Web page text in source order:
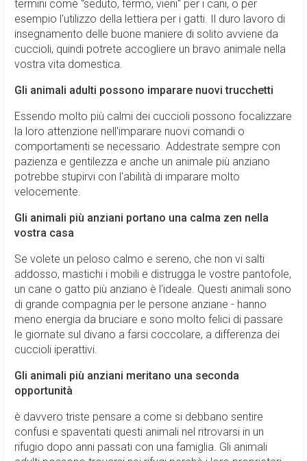
termini come "seduto, fermo, vieni" per i cani, o per
esempio l'utilizzo della lettiera per i gatti. Il duro lavoro di
insegnamento delle buone maniere di solito avviene da
cuccioli, quindi potrete accogliere un bravo animale nella
vostra vita domestica.
Gli animali adulti possono imparare nuovi trucchetti
Essendo molto più calmi dei cuccioli possono focalizzare
la loro attenzione nell'imparare nuovi comandi o
comportamenti se necessario. Addestrate sempre con
pazienza e gentilezza e anche un animale più anziano
potrebbe stupirvi con l'abilità di imparare molto
velocemente.
Gli animali più anziani portano una calma zen nella
vostra casa
Se volete un peloso calmo e sereno, che non vi salti
addosso, mastichi i mobili e distrugga le vostre pantofole,
un cane o gatto più anziano è l'ideale. Questi animali sono
di grande compagnia per le persone anziane - hanno
meno energia da bruciare e sono molto felici di passare
le giornate sul divano a farsi coccolare, a differenza dei
cuccioli iperattivi.
Gli animali più anziani meritano una seconda
opportunità
è davvero triste pensare a come si debbano sentire
confusi e spaventati questi animali nel ritrovarsi in un
rifugio dopo anni passati con una famiglia. Gli animali